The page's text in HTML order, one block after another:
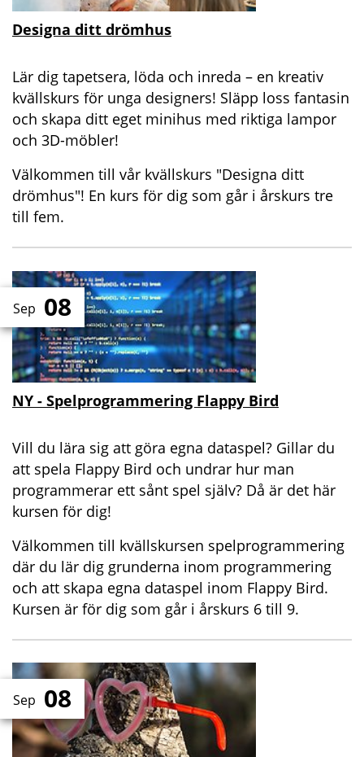
Designa ditt drömhus
Lär dig tapetsera, löda och inreda – en kreativ
kvällskurs för unga designers! Släpp loss fantasin
och skapa ditt eget minihus med riktiga lampor
och 3D-möbler!
Välkommen till vår kvällskurs "Designa ditt
drömhus"! En kurs för dig som går i årskurs tre
till fem.
Sep 08
NY - Spelprogrammering Flappy Bird
Vill du lära sig att göra egna dataspel? Gillar du
att spela Flappy Bird och undrar hur man
programmerar ett sånt spel själv? Då är det här
kursen för dig!
Välkommen till kvällskursen spelprogrammering
där du lär dig grunderna inom programmering
och att skapa egna dataspel inom Flappy Bird.
Kursen är för dig som går i årskurs 6 till 9.
Sep 08